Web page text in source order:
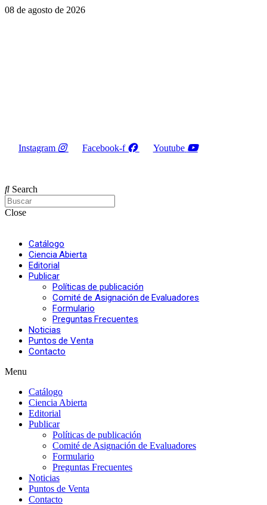
08 de agosto de 2026
Instagram Facebook-f Youtube
Search
Close
Catálogo
Ciencia Abierta
Editorial
Publicar
Políticas de publicación
Comité de Asignación de Evaluadores
Formulario
Preguntas Frecuentes
Noticias
Puntos de Venta
Contacto
Menu
Catálogo
Ciencia Abierta
Editorial
Publicar
Políticas de publicación
Comité de Asignación de Evaluadores
Formulario
Preguntas Frecuentes
Noticias
Puntos de Venta
Contacto